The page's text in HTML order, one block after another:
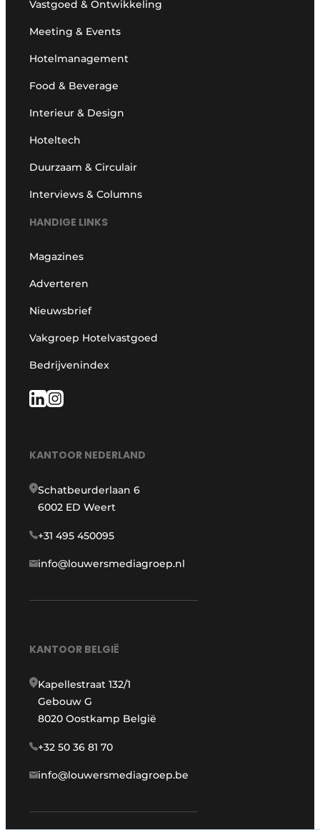
Vastgoed & Ontwikkeling
Meeting & Events
Hotelmanagement
Food & Beverage
Interieur & Design
Hoteltech
Duurzaam & Circulair
Interviews & Columns
HANDIGE LINKS
Magazines
Adverteren
Nieuwsbrief
Vakgroep Hotelvastgoed
Bedrijvenindex
KANTOOR NEDERLAND
Schatbeurderlaan 6
6002 ED Weert
+31 495 450095
info@louwersmediagroep.nl
KANTOOR BELGIË
Kapellestraat 132/1
Gebouw G
8020 Oostkamp België
+32 50 36 81 70
info@louwersmediagroep.be